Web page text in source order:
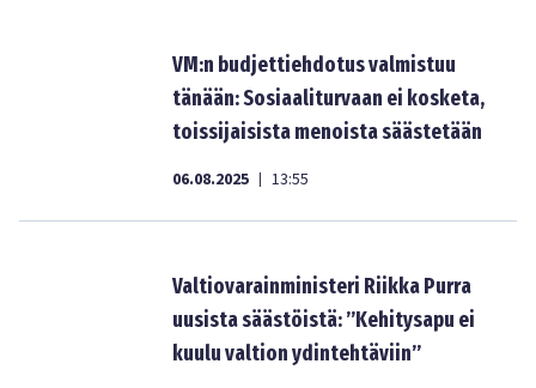
VM:n budjettiehdotus valmistuu
tänään: Sosiaaliturvaan ei kosketa,
toissijaisista menoista säästetään
06.08.2025 | 13:55
Valtiovarainministeri Riikka Purra
uusista säästöistä: ”Kehitysapu ei
kuulu valtion ydintehtäviin”